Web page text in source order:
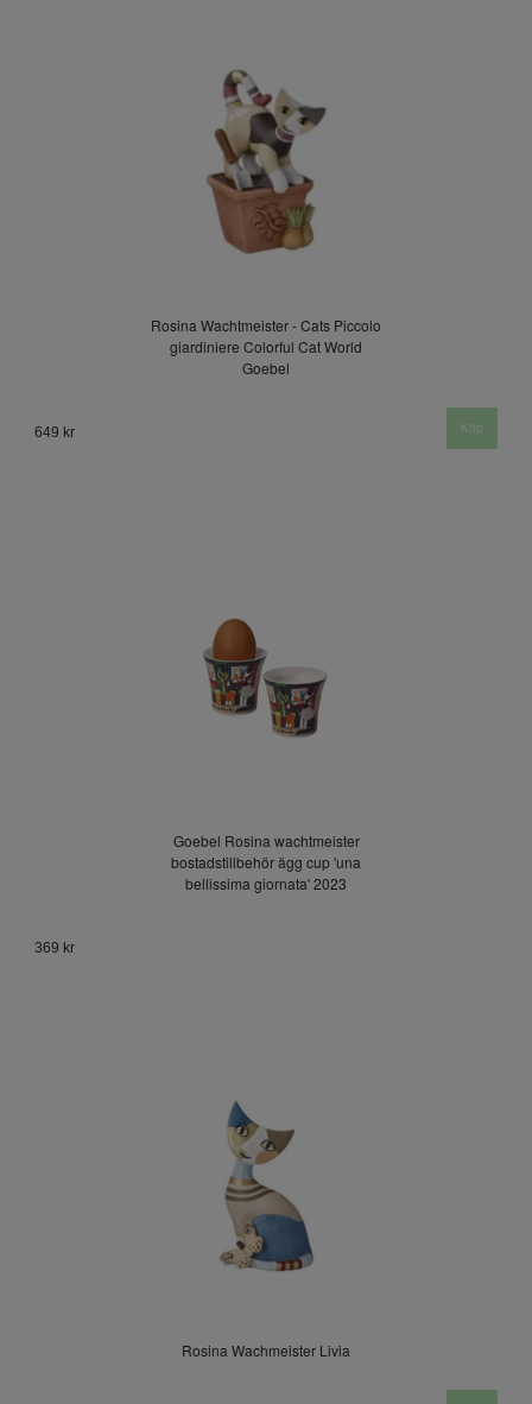
Rosina Wachtmeister - Cats Piccolo
giardiniere Colorful Cat World
Goebel
649 kr
Goebel Rosina wachtmeister
bostadstillbehör ägg cup 'una
bellissima giornata' 2023
369 kr
Rosina Wachmeister Livia